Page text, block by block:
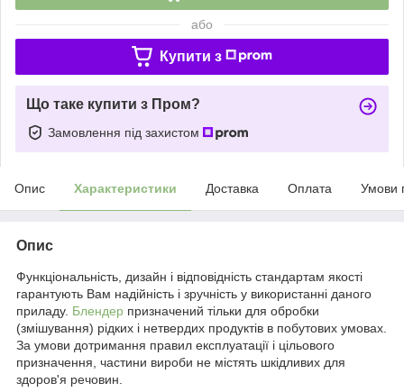
або
Купити з
Що таке купити з Пром?
Замовлення під захистом
Опис Характеристики Доставка Оплата Умови
Опис
Функціональність, дизайн і відповідність стандартам якості
гарантують Вам надійність і зручність у використанні даного
приладу. Блендер призначений тільки для обробки
(змішування) рідких і нетвердих продуктів в побутових умовах.
За умови дотримання правил експлуатації і цільового
призначення, частини вироби не містять шкідливих для
здоров'я речовин.